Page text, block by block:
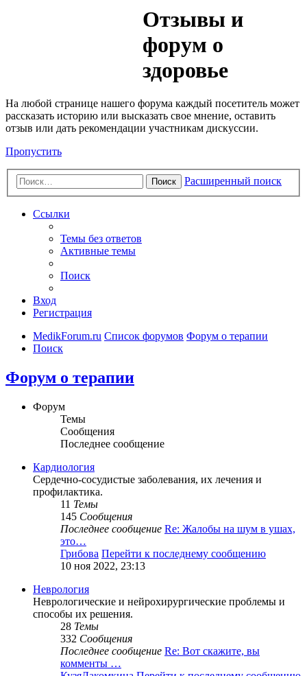
Отзывы и
форум о
здоровье
На любой странице нашего форума каждый посетитель может
рассказать историю или высказать свое мнение, оставить
отзыв или дать рекомендации участникам дискуссии.
Пропустить
Поиск Расширенный поиск
Ссылки
Темы без ответов
Активные темы
Поиск
Вход
Регистрация
MedikForum.ru Список форумов Форум о терапии
Поиск
Форум о терапии
Форум
Темы
Сообщения
Последнее сообщение
Кардиология
Сердечно-сосудистые заболевания, их лечения и
профилактика.
11 Темы
145 Сообщения
Последнее сообщение Re: Жалобы на шум в ушах,
это…
Грибова Перейти к последнему сообщению
10 ноя 2022, 23:13
Неврология
Неврологические и нейрохирургические проблемы и
способы их решения.
28 Темы
332 Сообщения
Последнее сообщение Re: Вот скажите, вы
комменты …